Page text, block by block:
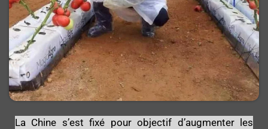
La Chine s’est fixé pour objectif d’augmenter les